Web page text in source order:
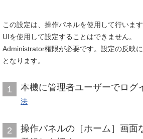
この設定は、操作パネルを使用して行いま
UIを使用して設定することはできません。
Administrator権限が必要です。設定の反映
となります。
1 本機に管理者ユーザーでログ
法
2 操作パネルの［ホーム］画面